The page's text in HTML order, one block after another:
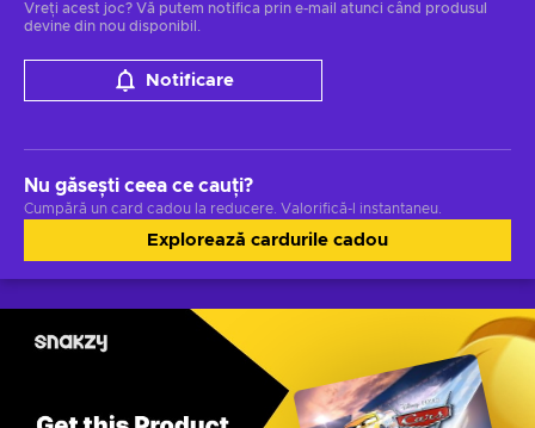
Vreți acest joc? Vă putem notifica prin e-mail atunci când produsul
devine din nou disponibil.
Notificare
Nu găsești ceea ce cauți?
Cumpără un card cadou la reducere. Valorifică-l instantaneu.
Explorează cardurile cadou